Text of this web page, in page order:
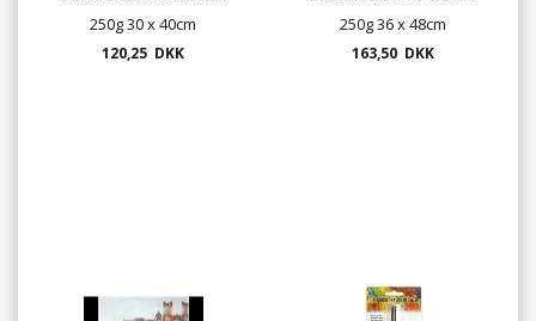
250g 30 x 40cm
120,25 DKK
250g 36 x 48cm
163,50 DKK